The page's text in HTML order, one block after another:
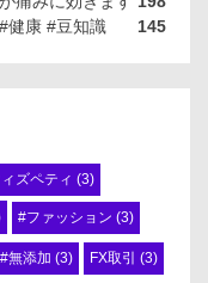
健康 #豆知識
145
ズペティ (3)
#ファッション (3)
#無添加 (3) FX取引 (3)